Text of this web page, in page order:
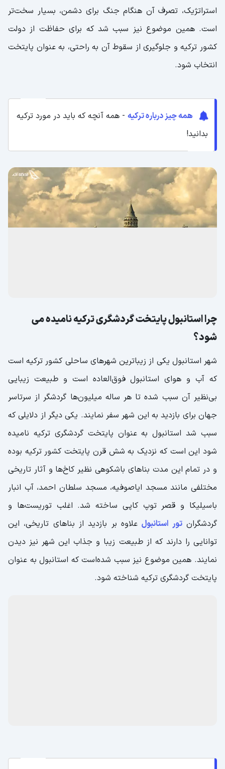
استراتژیک، تصرف آن هنگام جنگ برای دشمن، بسیار سخت‌‌تر
است. همین موضوع نیز سبب شد که برای حفاظت از دولت
کشور ترکیه و جلوگیری از سقوط آن به راحتی، به عنوان پایتخت
انتخاب شود.
همه چیز درباره ترکیه - همه آنچه که باید در مورد ترکیه
بدانید!
چرا استانبول پایتخت گردشگری ترکیه نامیده می
شود؟
شهر استانبول یکی از زیباترین شهر‌های ساحلی کشور ترکیه است
که آب‌ و هوای استانبول فوق‌العاده‌‌ است و طبیعت زیبایی
بی‌نظیر آن سبب شده تا هر ساله میلیون‌‌ها گردشگر از سرتاسر
جهان برای بازدید به این شهر سفر نمایند. یکی دیگر از دلایلی که
سبب شد استانبول به عنوان پایتخت گردشگری ترکیه نامیده
شود این است که نزدیک به شش قرن پایتخت کشور ترکیه بوده
و در تمام این مدت بناهای باشکوهی نظیر کاخ‌‌ها و آثار تاریخی
مختلفی مانند مسجد ایاصوفیه، مسجد سلطان احمد، آب انبار
باسیلیکا و قصر توپ کاپی ساخته شد. اغلب توریست‌ها و
گردشگرانتور استانبولعلاوه بر بازدید از بناهای تاریخی، این
توانایی را دارند که از طبیعت زیبا و جذاب این شهر نیز دیدن
نمایند. همین موضوع نیز سبب شده‌است که استانبول به عنوان
پایتخت گردشگری ترکیه شناخته شود.